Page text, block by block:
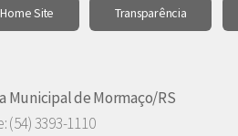
Home Site Transparência
Municipal de Mormaço/RS
(54) 3393-1110